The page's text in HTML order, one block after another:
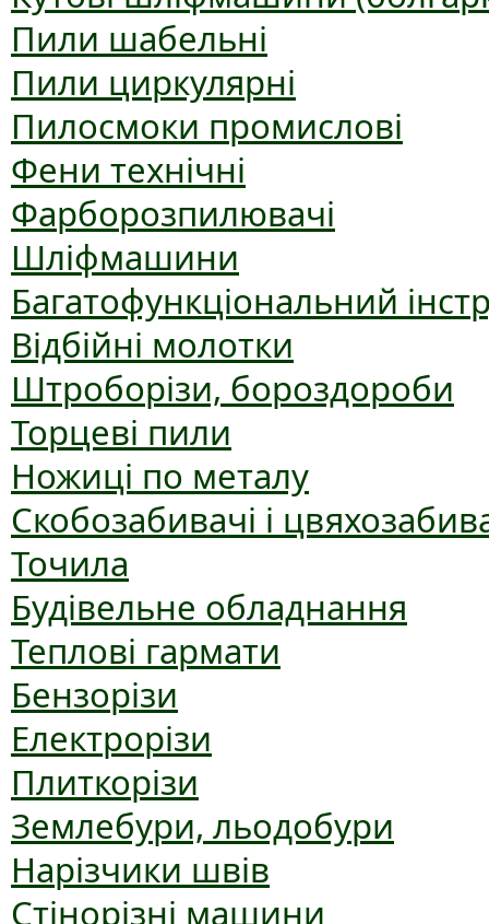
Пили шабельні
Пили циркулярні
Пилосмоки промислові
Фени технічні
Фарборозпилювачі
Шліфмашини
Багатофункціональний
Відбійні молотки
Штроборізи, бороздороби
Торцеві пили
Ножиці по металу
Скобозабивачі і
Точила
Будівельне обладнання
Теплові гармати
Бензорізи
Електрорізи
Плиткорізи
Землебури, льодобури
Нарізчики швів
Стінорізні машини